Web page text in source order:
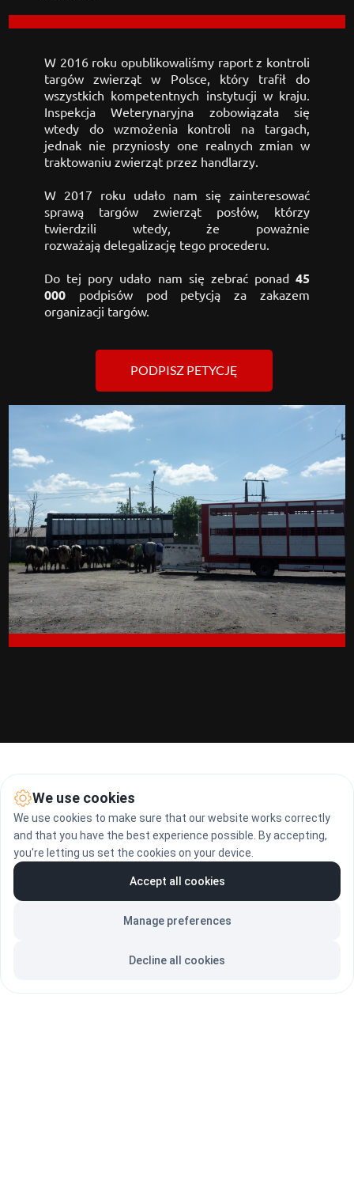
W 2016 roku opublikowaliśmy raport z kontroli
targów zwierząt w Polsce, który trafił do
wszystkich kompetentnych instytucji w kraju.
Inspekcja Weterynaryjna zobowiązała się
wtedy do wzmożenia kontroli na targach,
jednak nie przyniosły one realnych zmian w
traktowaniu zwierząt przez handlarzy.
W 2017 roku udało nam się zainteresować
sprawą targów zwierząt posłów, którzy
twierdzili wtedy, że poważnie
rozważają delegalizację tego procederu.
Do tej pory udało nam się zebrać ponad 45
000 podpisów pod petycją za zakazem
organizacji targów.
PODPISZ PETYCJĘ
We use cookies
We use cookies to make sure that our website works correctly
and that you have the best experience possible. By accepting,
you're letting us set the cookies on your device.
Decline all cookies
Manage preferences
Accept all cookies